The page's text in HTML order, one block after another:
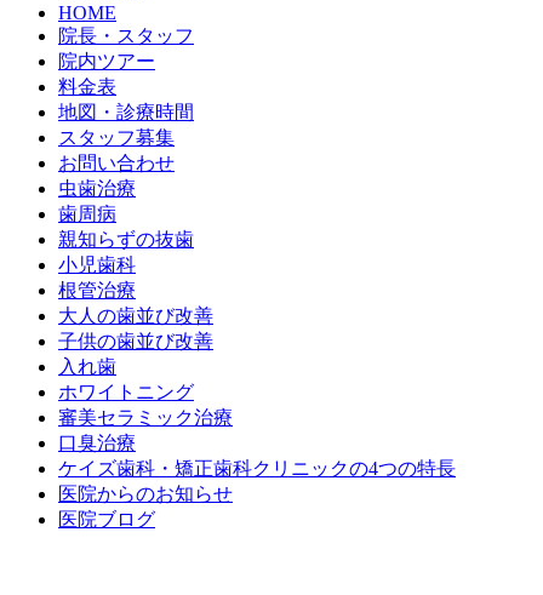
HOME
院長・スタッフ
院内ツアー
料金表
地図・診療時間
スタッフ募集
お問い合わせ
虫歯治療
歯周病
親知らずの抜歯
小児歯科
根管治療
大人の歯並び改善
子供の歯並び改善
入れ歯
ホワイトニング
審美セラミック治療
口臭治療
ケイズ歯科・矯正歯科クリニックの4つの特長
医院からのお知らせ
医院ブログ